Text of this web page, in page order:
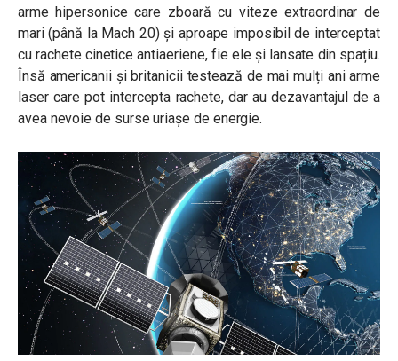
arme hipersonice care zboară cu viteze extraordinar de
mari (până la Mach 20) și aproape imposibil de interceptat
cu rachete cinetice antiaeriene, fie ele și lansate din spațiu.
Însă americanii și britanicii testează de mai mulți ani arme
laser care pot intercepta rachete, dar au dezavantajul de a
avea nevoie de surse uriașe de energie.